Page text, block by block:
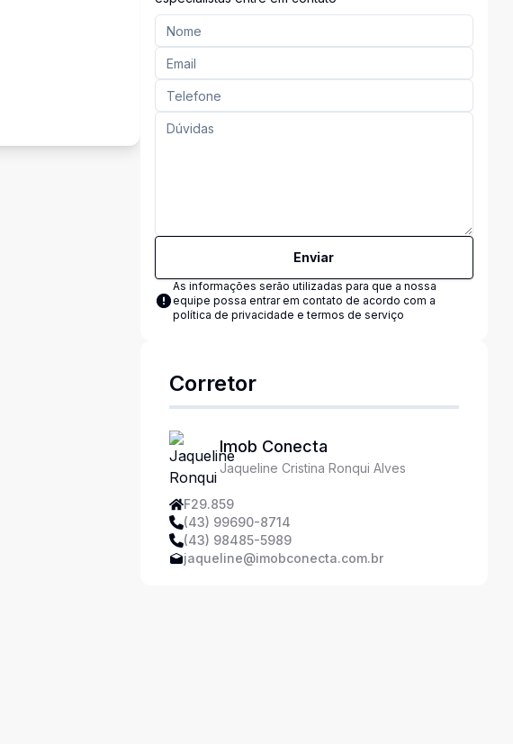
Enviar
As informações serão utilizadas para que a nossa
equipe possa entrar em contato de acordo com a
política de privacidade e termos de serviço
Corretor
Imob Conecta
Jaqueline Cristina Ronqui Alves
F29.859
(43) 99690-8714
(43) 98485-5989
jaqueline@imobconecta.com.br